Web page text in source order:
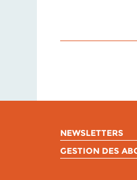
NEWSLETTERS
GESTION DES